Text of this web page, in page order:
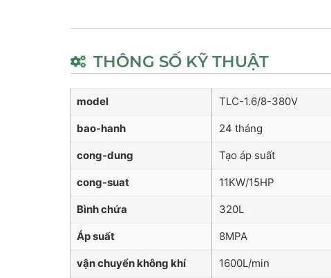
THÔNG SỐ KỸ THUẬT
model TLC-1.6/8-380V
bao-hanh 24 tháng
cong-dung Tạo áp suất
cong-suat 11KW/15HP
Bình chứa 320L
Áp suất 8MPA
vận chuyển không khí 1600L/min